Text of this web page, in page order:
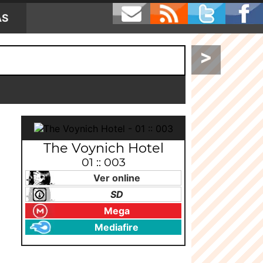
>
The Voynich Hotel
01 :: 003
Ver online
SD
Mega
Mediafire